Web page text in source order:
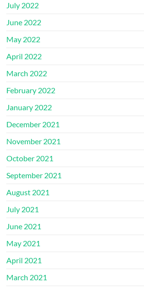
July 2022
June 2022
May 2022
April 2022
March 2022
February 2022
January 2022
December 2021
November 2021
October 2021
September 2021
August 2021
July 2021
June 2021
May 2021
April 2021
March 2021